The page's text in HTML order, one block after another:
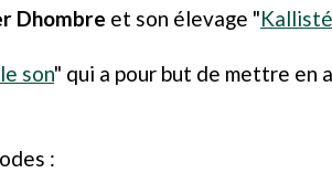
Dhombre et son élevage "
son" qui a pour but de mettre en
: